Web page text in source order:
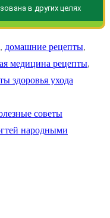
в других целях
, домашние рецепты,
медицина рецепты,
здоровья ухода
советы
народными